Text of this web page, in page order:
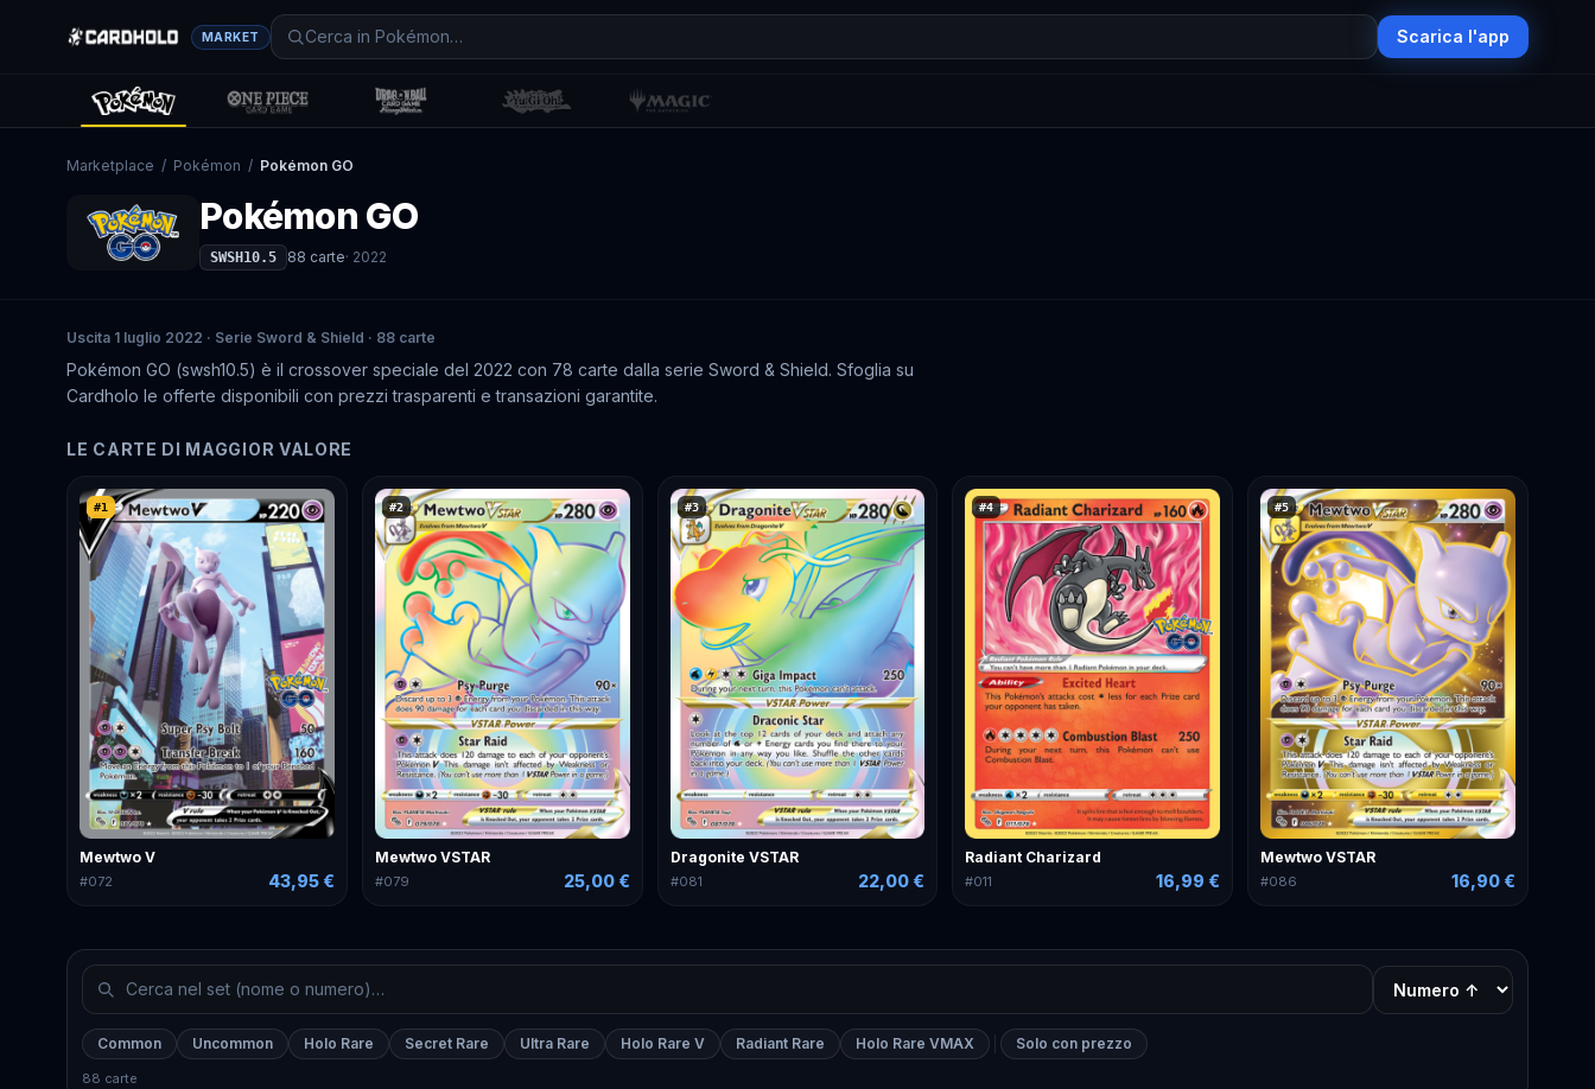
MARKET Scarica l'app
Marketplace / Pokémon / Pokémon GO
Pokémon GO
SWSH10.5 88 carte· 2022
Uscita 1 luglio 2022 · Serie Sword & Shield · 88 carte
Pokémon GO (swsh10.5) è il crossover speciale del 2022 con 78 carte dalla serie Sword & Shield. Sfoglia su
Cardholo le offerte disponibili con prezzi trasparenti e transazioni garantite.
LE CARTE DI MAGGIOR VALORE
#1
Mewtwo V
#072 43,95 €
#2
Mewtwo VSTAR
#079 25,00 €
#3
Dragonite VSTAR
#081 22,00 €
#4
Radiant Charizard
#011 16,99 €
#5
Mewtwo VSTAR
#086 16,90 €
Common Uncommon Holo Rare Secret Rare Ultra Rare Holo Rare V Radiant Rare Holo Rare VMAX Solo con prezzo
88 carte